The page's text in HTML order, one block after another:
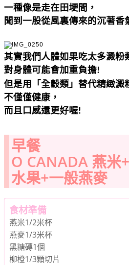
一種像是走在田埂間，
聞到一股從風裏傳來的沉著香
其實我們人體如果吃太多澱粉
對身體可能會加重負擔!
但是用「全穀類」替代精緻澱
不僅僅健康，
而且口感還更好喔!
早餐
O CANADA 燕米
水果+一般燕麥
食材準備
燕米1/2米杯
燕麥1/3米杯
黑糖磚1個
柳橙1/3顆切片